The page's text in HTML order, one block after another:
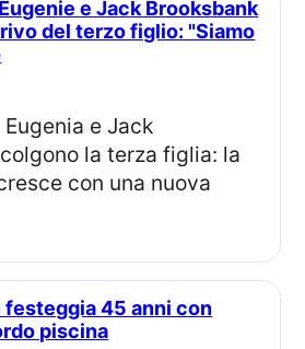
del terzo figlio: "Siamo
la terza figlia: la
con una nuova
piscina